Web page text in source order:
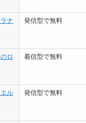
発信型で無料
着信型で無料
発信型で無料